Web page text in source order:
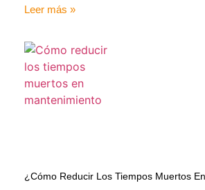
Leer más »
¿Cómo Reducir Los Tiempos Muertos